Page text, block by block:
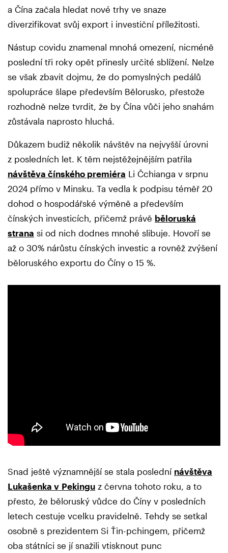
a Čína začala hledat nové trhy ve snaze
diverzifikovat svůj export i investiční příležitosti.
Nástup covidu znamenal mnohá omezení, nicméně
poslední tři roky opět přinesly určité sblížení. Nelze
se však zbavit dojmu, že do pomyslných pedálů
spolupráce šlape především Bělorusko, přestože
rozhodně nelze tvrdit, že by Čína vůči jeho snahám
zůstávala naprosto hluchá.
Důkazem budiž několik návštěv na nejvyšší úrovni
z posledních let. K těm nejstěžejnějším patřila
návštěva čínského premiéra Li Čchianga v srpnu
2024 přímo v Minsku. Ta vedla k podpisu téměř 20
dohod o hospodářské výměně a především
čínských investicích, přičemž právě běloruská
strana si od nich dodnes mnohé slibuje. Hovoří se
až o 30% nárůstu čínských investic a rovněž zvýšení
běloruského exportu do Číny o 15 %.
Snad ještě významnější se stala poslední návštěva
Lukašenka v Pekingu z června tohoto roku, a to
přesto, že běloruský vůdce do Číny v posledních
letech cestuje vcelku pravidelně. Tehdy se setkal
osobně s prezidentem Si Ťin-pchingem, přičemž
oba státníci se jí snažili vtisknout punc